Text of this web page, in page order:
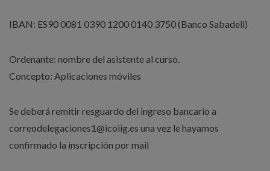
IBAN: ES90 0081 0390 1200 0140 3750 (Banco Sabadell)
Ordenante: nombre del asistente al curso.
Concepto: Aplicaciones móviles
Se deberá remitir resguardo del ingreso bancario a
correodelegaciones1@icoiig.es una vez le hayamos
confirmado la inscripción por mail